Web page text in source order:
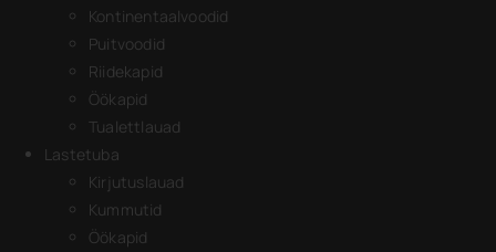
Kontinentaalvoodid
Puitvoodid
Riidekapid
Öökapid
Tualettlauad
Lastetuba
Kirjutuslauad
Kummutid
Öökapid